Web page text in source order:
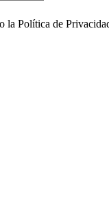
la Política de